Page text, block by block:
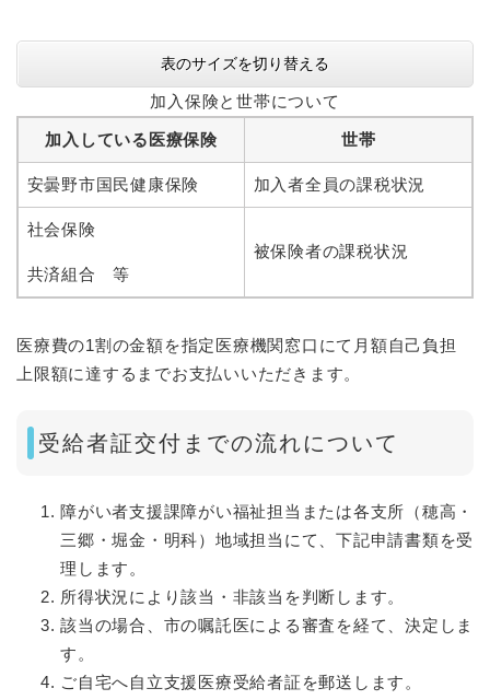
表のサイズを切り替える
加入している医療保険 世帯
加入保険と世帯について
安曇野市国民健康保険 加入者全員の課税状況
社会保険
共済組合 等
被保険者の課税状況
医療費の1割の金額を指定医療機関窓口にて月額自己負担
上限額に達するまでお支払いいただきます。
受給者証交付までの流れについて
障がい者支援課障がい福祉担当または各支所（穂高・
三郷・堀金・明科）地域担当にて、下記申請書類を受
理します。
所得状況により該当・非該当を判断します。
該当の場合、市の嘱託医による審査を経て、決定しま
す。
ご自宅へ自立支援医療受給者証を郵送します。